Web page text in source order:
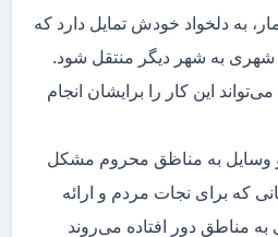
به دلخواد خودش تمایل دارد که
شهری به شهر دیگر منتقل شود.
این کار را برایشان انجام
و وسایل به مناظق محروم مشکل
که برای نجات مردم و ارائه
مناطق دور افتاده می‌روند